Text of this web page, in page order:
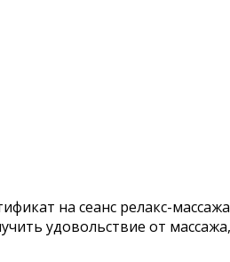
на сеанс релакс-
удовольствие от